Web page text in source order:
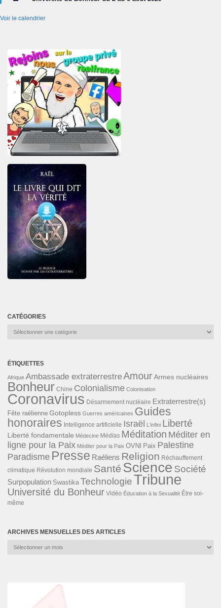
avant
Voir le calendrier
CATÉGORIES
Catégories
ÉTIQUETTES
Afrique Ambassade extraterrestreAmourArmes nucléaires
Bonheur Chine Colonialisme Colonisation
Coronavirus Désarmement nucléaire Extraterrestre(s)
Fête raélienne Gotopless Guerres américaines Guides
honoraires Intelligence artificielle Israël L'infini Liberté
Liberté fondamentale Médecine Médias Méditation Méditer en
ligne pour la Paix Méditer pour la Paix OVNI Paix Palestine
Paradisme Presse Raéliens Religion Réchauffement
climatique Révolution mondiale Santé Science Société
Surpopulation Swastika TechnologieTribune
Université du Bonheur Vidéo Éducation à la Sexualité Être soi-
même
ARCHIVES MENSUELLES DES ARTICLES
Archives